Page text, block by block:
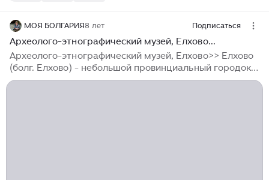
МОЯ БОЛГАРИЯ8 лет Подписаться
Археолого-этнографический музей, Елхово...
Археолого-этнографический музей, Елхово>> Елхово
(болг. Елхово) - небольшой провинциальный городок
(11 тыщ. жителей) в Ямбольской области, привлек